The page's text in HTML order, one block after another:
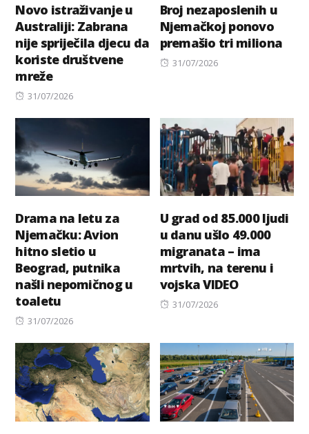
Novo istraživanje u
Australiji: Zabrana
nije spriječila djecu da
koriste društvene
mreže
Posted
31/07/2026
Broj nezaposlenih u
Njemačkoj ponovo
premašio tri miliona
Posted
31/07/2026
Drama na letu za
Njemačku: Avion
hitno sletio u
Beograd, putnika
našli nepomičnog u
toaletu
Posted
31/07/2026
U grad od 85.000 ljudi
u danu ušlo 49.000
migranata – ima
mrtvih, na terenu i
vojska VIDEO
Posted
31/07/2026